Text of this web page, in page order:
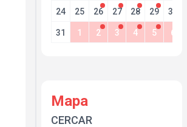
24 25 26 27 28 29 30
31 1 2 3 4 5 6
Mapa
CERCAR